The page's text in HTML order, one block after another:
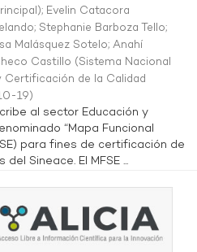
; Evelin Catacora
; Stephanie Barboza Tello;
Malásquez Sotelo; Anahí
Castillo (Sistema Nacional
Certificación de la Calidad
19)
al sector Educación y
“Mapa Funcional
para fines de certificación de
Sineace. El MFSE ...
la